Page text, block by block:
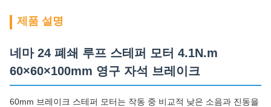
제품 설명
네마 24 폐쇄 루프 스테퍼 모터 4.1N.m
60×60×100mm 영구 자석 브레이크
60mm 브레이크 스테퍼 모터는 작동 중 비교적 낮은 소음과 진동을